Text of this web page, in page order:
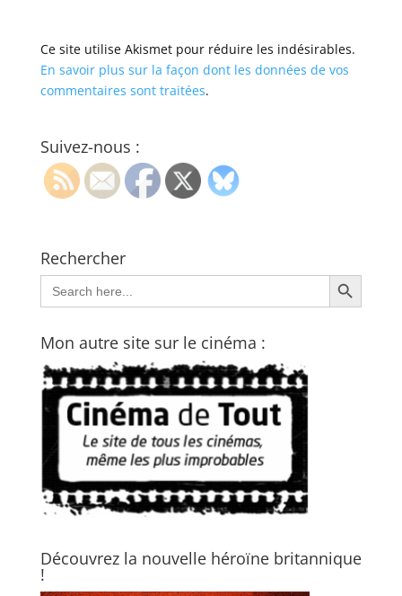
Ce site utilise Akismet pour réduire les indésirables.
En savoir plus sur la façon dont les données de vos
commentaires sont traitées.
Suivez-nous :
Rechercher
Search
for:
Search Button
Mon autre site sur le cinéma :
Découvrez la nouvelle héroïne britannique
!